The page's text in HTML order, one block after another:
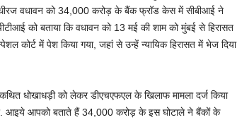
वधावन को 34,000 करोड़ के बैंक फ्रॉड केस में सीबीआई ने
को बताया कि वधावन को 13 मई की शाम को मुंबई से हिरासत
कोर्ट में पेश किया गया, जहां से उन्हें न्यायिक हिरासत में भेज दिया
धोखाधड़ी को लेकर डीएचएफएल के खिलाफ मामला दर्ज किया
आइये आपको बताते हैं 34,000 करोड़ के इस घोटाले ने बैंकों के